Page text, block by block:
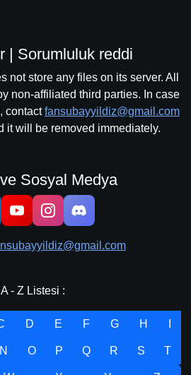
| Sorumluluk reddi
not store any files on its server. All
non-affiliated third parties. In case
contactfansubayyildiz@gmail.com
it will be removed immediately.
Sosyal Medya
A - Z Listesi :
D E F G H
N O P Q R S T